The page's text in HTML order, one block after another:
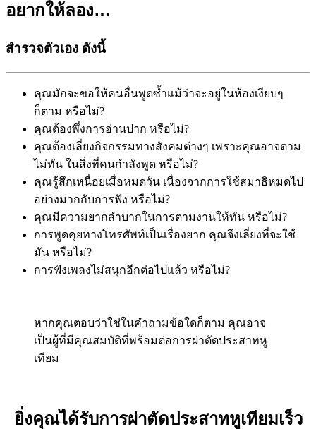
อยากให้ลอง…
สำรวจตัวเอง ดังนี้
คุณมักจะขอให้คนอื่นพูดซ้ำแม้ว่าจะอยู่ในห้องเงียบๆ
ก็ตาม หรือไม่?
คุณต้องพึ่งการอ่านปาก หรือไม่?
คุณต้องเลี่ยงกิจกรรมทางสังคมต่างๆ เพราะคุณอาจตาม
ไม่ทัน ในสิ่งที่คนกำลังพูด หรือไม่?
คุณรู้สึกเหนื่อยเมื่อหมดวัน เนื่องจากการใช้สมาธิหมดไป
อย่างมากกับการฟัง หรือไม่?
คุณมีความยากลำบากในการตามงานให้ทัน หรือไม่?
การพูดคุยทางโทรศัพท์เป็นเรื่องยาก คุณจึงเลี่ยงที่จะใช้
มัน หรือไม่?
การฟังเพลงไม่สนุกอีกต่อไปแล้ว หรือไม่?
หากคุณตอบว่าใช่ในคำถามข้อใดก็ตาม คุณอาจ
เป็นผู้ที่มีคุณสมบัติที่พร้อมต่อการผ่าตัดประสาทหู
เทียม
ยิ่งคุณได้รับการผ่าตัดประสาทหูเทียมเร็ว